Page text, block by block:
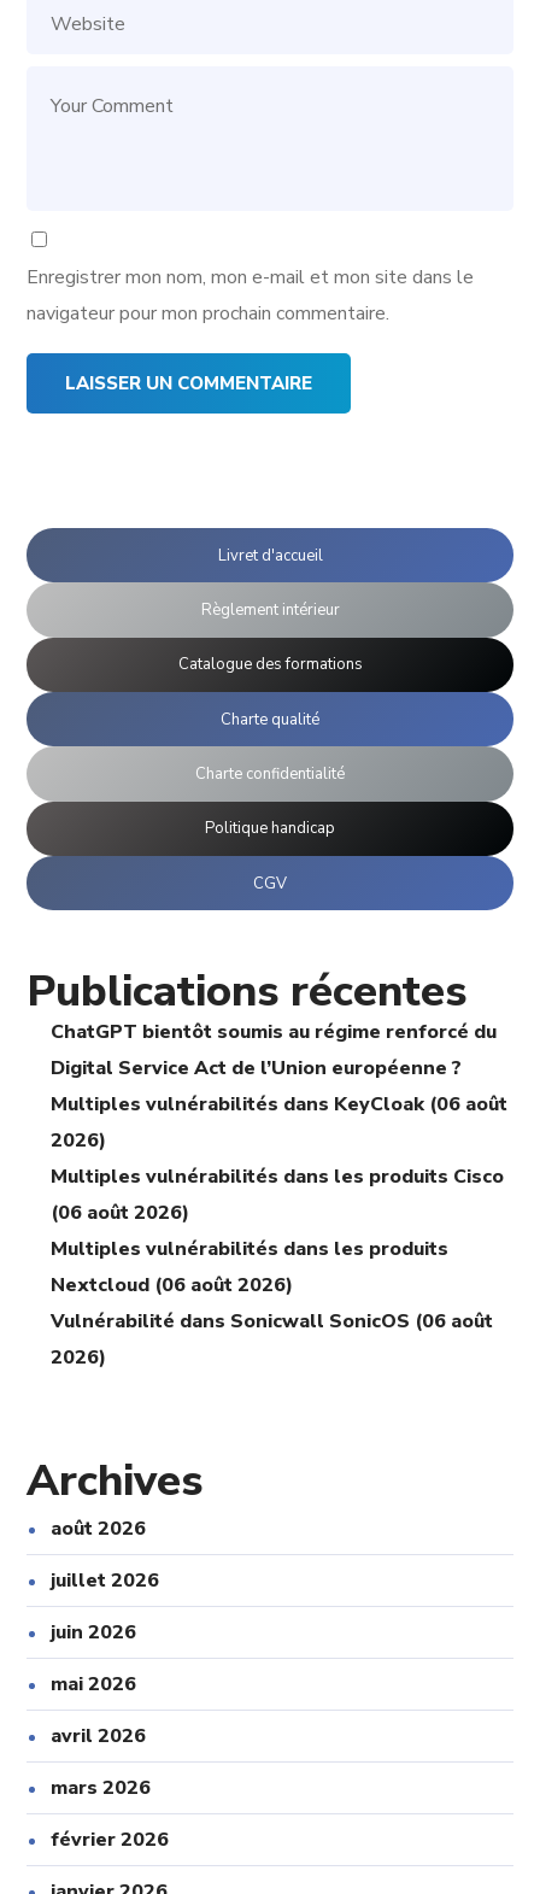
Enregistrer mon nom, mon e-mail et mon site dans le
navigateur pour mon prochain commentaire.
Livret d'accueil
Règlement intérieur
Catalogue des formations
Charte qualité
Charte confidentialité
Politique handicap
CGV
Publications récentes
ChatGPT bientôt soumis au régime renforcé du
Digital Service Act de l’Union européenne ?
Multiples vulnérabilités dans KeyCloak (06 août
2026)
Multiples vulnérabilités dans les produits Cisco
(06 août 2026)
Multiples vulnérabilités dans les produits
Nextcloud (06 août 2026)
Vulnérabilité dans Sonicwall SonicOS (06 août
2026)
Archives
août 2026
juillet 2026
juin 2026
mai 2026
avril 2026
mars 2026
février 2026